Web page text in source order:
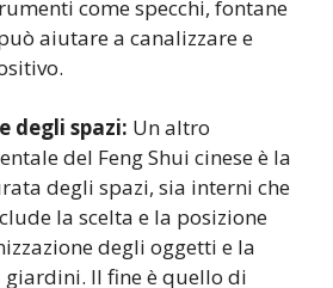
come specchi, fontane
aiutare a canalizzare e
degli spazi: Un altro
del Feng Shui cinese è la
degli spazi, sia interni che
la scelta e la posizione
degli oggetti e la
Il fine è quello di